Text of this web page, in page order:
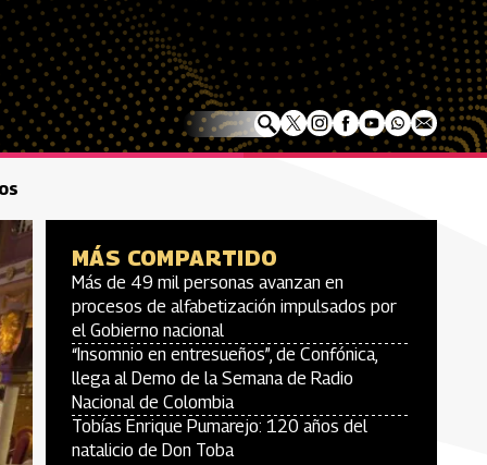
MÁS COMPARTIDO
Más de 49 mil personas avanzan en
procesos de alfabetización impulsados por
el Gobierno nacional
“Insomnio en entresueños”, de Confónica,
llega al Demo de la Semana de Radio
Nacional de Colombia
Tobías Enrique Pumarejo: 120 años del
natalicio de Don Toba